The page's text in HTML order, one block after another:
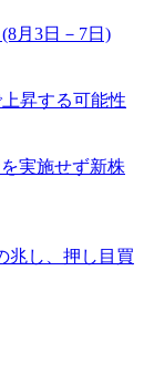
月3日－7日)
昇する可能性
実施せず新株
し、押し目買